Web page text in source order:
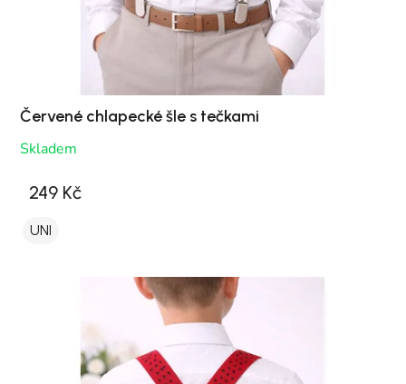
Červené chlapecké šle s tečkami
Skladem
249 Kč
UNI